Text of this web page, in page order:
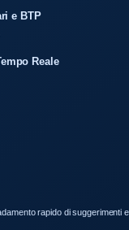
e BTP
Reale
rapido di suggerimenti e